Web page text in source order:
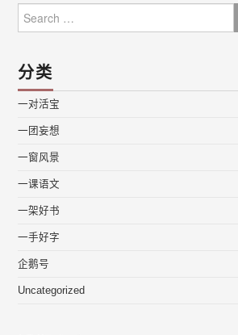
for:
分类
一对活宝
一团妄想
一窗风景
一课语文
一架好书
一手好字
企鹅号
Uncategorized